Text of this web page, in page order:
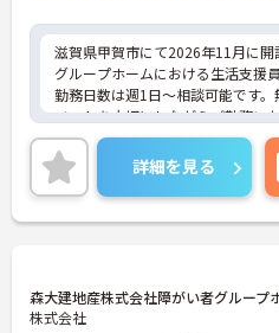
滋賀県甲賀市にて2026年11月に
グループホームにおける生活支援員
勤務日数は週1日～相談可能です。
ベートを大切にしながらご勤務い
た、新しく業務をスタートさせた
の求人です。
ご興味のある方には、面接対策ポ
に詳細をご案内しますのでお気軽
い！
詳細を見る
森大建地産株式会社障がい者グループ
株式会社